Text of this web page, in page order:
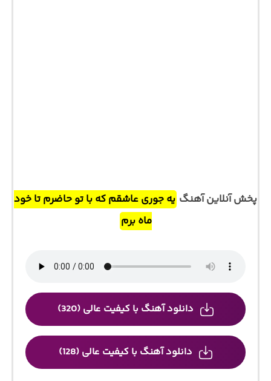
پخش آنلاین آهنگ ﻳﻪ ﺟﻮری ﻋﺎﺷﻘﻢ ﻛﻪ ﺑﺎ ﺗﻮ ﺣﺎﺿﺮم ﺗﺎ ﺧﻮد
ﻣﺎه ﺑﺮم
دانلود آهنگ با کیفیت عالی (320)
دانلود آهنگ با کیفیت عالی (128)